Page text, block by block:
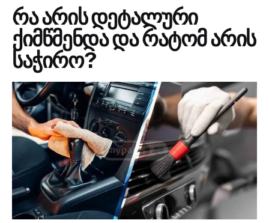
რა არის დეტალური
ქიმწმენდა და რატომ არის
საჭირო?